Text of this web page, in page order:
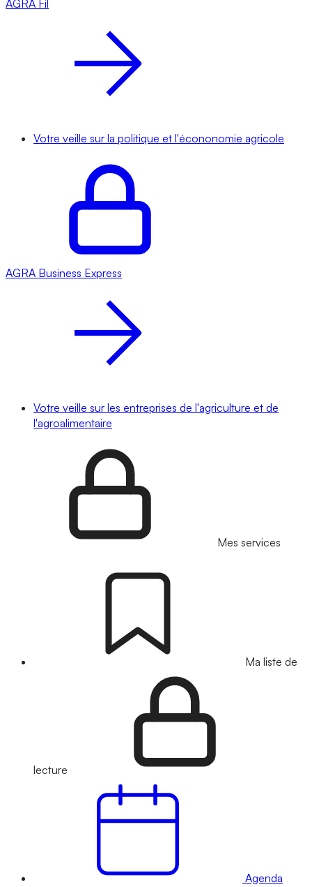
AGRA Fil
Votre veille sur la politique et l'écononomie agricole
AGRA Business Express
Votre veille sur les entreprises de l'agriculture et de
l'agroalimentaire
Mes services
Ma liste de
lecture
Agenda